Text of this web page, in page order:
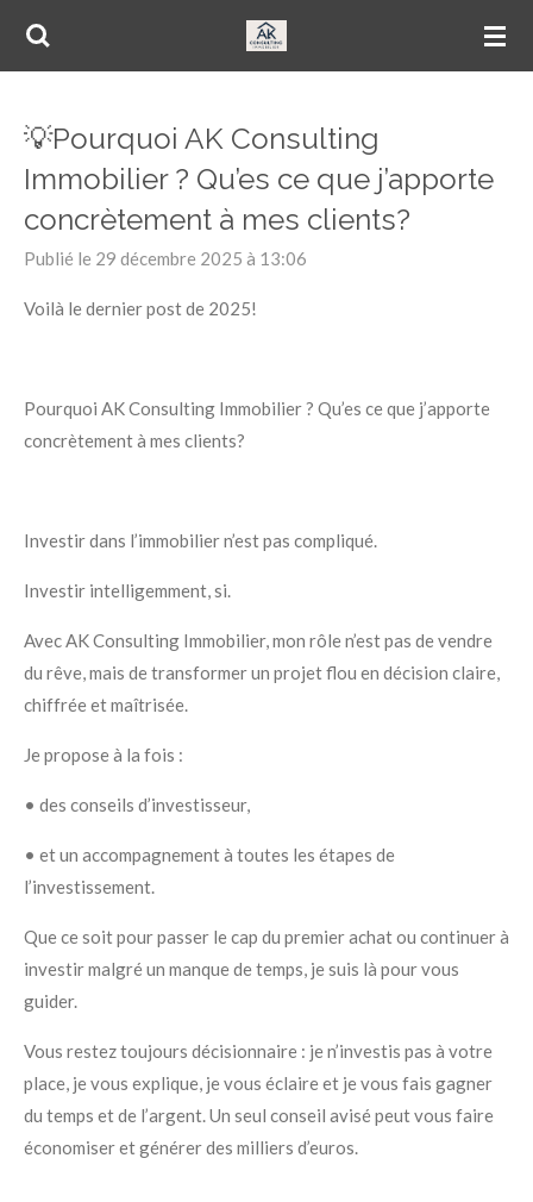
Passer
principal
💡Pourquoi AK Consulting
Immobilier ? Qu’es ce que j’apporte
concrètement à mes clients?
Publié le 29 décembre 2025 à 13:06
Voilà le dernier post de 2025!
Pourquoi AK Consulting Immobilier ? Qu’es ce que j’apporte
concrètement à mes clients?
Investir dans l’immobilier n’est pas compliqué.
Investir intelligemment, si.
Avec AK Consulting Immobilier, mon rôle n’est pas de vendre
du rêve,mais de transformer un projet flou en décision claire,
chiffrée et maîtrisée.
Je propose à la fois :
• des conseils d’investisseur,
• et un accompagnement à toutes les étapes de
l’investissement.
Que ce soit pour passer le cap du premier achat ou continuer à
investir malgré un manque de temps, je suis là pour vous
guider.
Vous restez toujours décisionnaire : je n’investis pas à votre
place, je vous explique, je vous éclaire et je vous fais gagner
du temps et de l’argent. Un seul conseil avisé peut vous faire
économiser et générer des milliers d’euros.